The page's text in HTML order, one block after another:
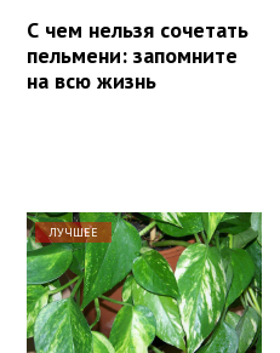
С чем нельзя сочетать
пельмени: запомните
на всю жизнь
ЛУЧШЕЕ